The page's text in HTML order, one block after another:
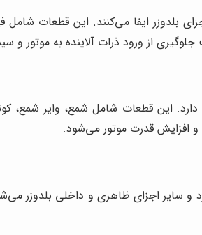
ایفا می‌کنند. این قطعات شامل
جلوگیری از ورود ذرات آلاینده به
دارد. این قطعات شامل شمع، وایر شمع،
افزایش قدرت موتور می‌شود.
سایر اجزای ظاهری و داخلی بلدوزر